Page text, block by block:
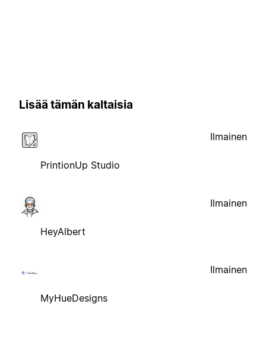
Lisää tämän kaltaisia
PrintionUp Studio
Ilmainen
HeyAlbert
Ilmainen
MyHueDesigns
Ilmainen